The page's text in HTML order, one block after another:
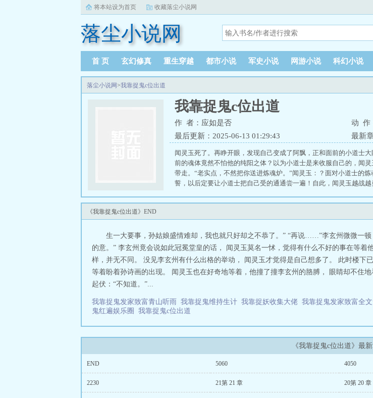
将本站设为首页 收藏落尘小说网
落尘小说网
首 页 玄幻修真 重生穿越 都市小说 军史小说 网游小说 科幻小说
落尘小说网>我靠捉鬼c位出道
我靠捉鬼c位出道
作 者：应如是否 动 作
最后更新：2025-06-13 01:29:43
最新
闻灵玉死了。再睁开眼，发现自己变成了阿飘，正和面前的小道士
前的魂体竟然不怕他的纯阳之体？以为小道士是来收服自己的，闻
带走。“老实点，不然把你送进炼魂炉。”闻灵玉：？面对小道士的
誓，以后定要让小道士把自己受的通通尝一遍！自此，闻灵玉越战
玉，嗓音喑哑。“你刚刚说，要我的元阳？” 我靠捉妖起死回生
《我靠捉鬼c位出道》END
生一大要事，孙姑娘盛情难却，我也就只好却之不恭了。” “再说……”李玄州微微一
的意。” 李玄州竟会说如此冠冕堂皇的话， 闻灵玉莫名一怵，觉得有什么不好的事在等
样，并无不同。 没见李玄州有什么出格的举动， 闻灵玉才觉得是自己想多了。 此时楼下
等着盼着孙诗画的出现。 闻灵玉也在好奇地等着，他撞了撞李玄州的胳膊， 眼睛却不住
起伏：“不知道。”...
我靠捉鬼发家致富青山听雨 我靠捉鬼维持生计 我靠捉妖收集大佬 我靠捉鬼发家致富全
鬼红遍娱乐圈 我靠捉鬼c位出道
《我靠捉鬼c位出道》最
END 5060 4050
2230 21第 21 章 20第 20 章